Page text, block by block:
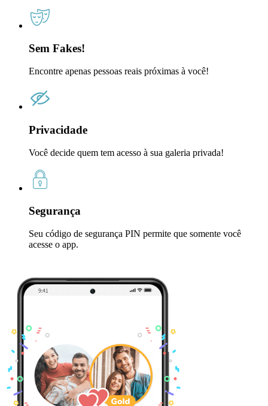
Sem Fakes!
Encontre apenas pessoas reais próximas à você!
Privacidade
Você decide quem tem acesso à sua galeria privada!
Segurança
Seu código de segurança PIN permite que somente você
acesse o app.